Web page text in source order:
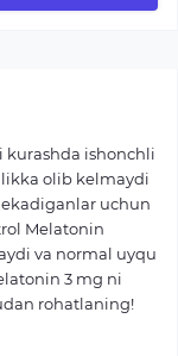
kurashda ishonchli
olib kelmaydi
uchun
Melatonin
va normal uyqu
3 mg ni
rohatlaning!